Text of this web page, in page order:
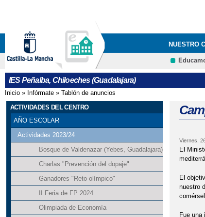
NUESTRO
EL
IES Peñalba, Chiloeches (Guadalajara)
Se encuentra usted aquí
Inicio » Infórmate » Tablón de anuncios
ACTIVIDADES DEL CENTRO
AÑO ESCOLAR
Actividades 2023/24
Bosque de Valdenazar (Yebes, Guadalajara)
Charlas "Prevención del dopaje"
Ganadores "Reto olímpico"
II Feria de FP 2024
Olimpiada de Economía
Viernes,
El
El
nuestro
Fue una